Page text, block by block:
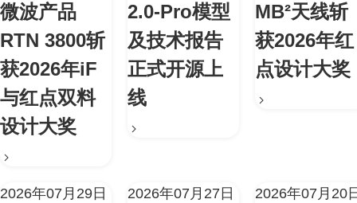
微波产品
RTN 3800斩
获2026年iF
与红点双料
设计大奖
2.0-Pro模型
及技术报告
正式开源上
线
MB²天线斩
获2026年红
点设计大奖
2026年07月29日 2026年07月27日 2026年07月20